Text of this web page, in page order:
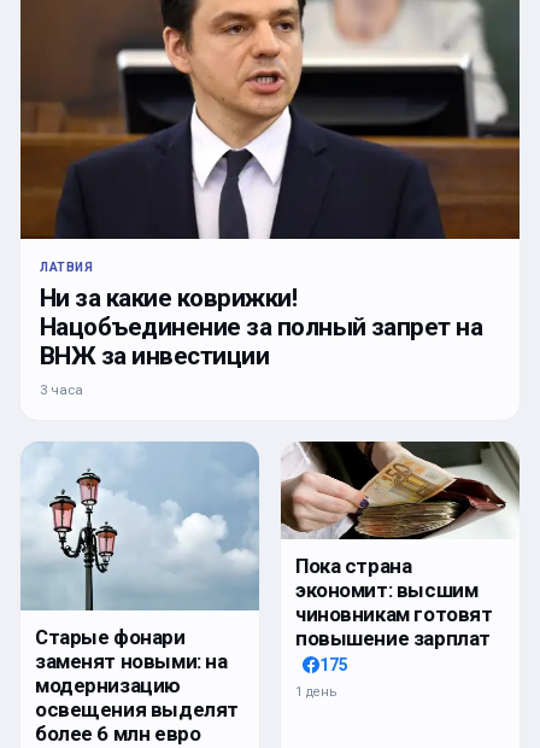
ЛАТВИЯ
Ни за какие коврижки!
Нацобъединение за полный запрет на
ВНЖ за инвестиции
3 часа
Старые фонари
заменят новыми: на
модернизацию
освещения выделят
более 6 млн евро
Пока страна
экономит: высшим
чиновникам готовят
повышение зарплат
175
1 день